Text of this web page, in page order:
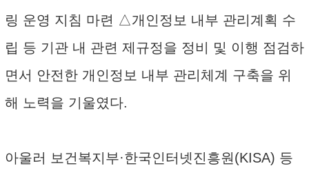
링 운영 지침 마련 △개인정보 내부 관리계획 수
립 등 기관 내 관련 제규정을 정비 및 이행 점검하
면서 안전한 개인정보 내부 관리체계 구축을 위
해 노력을 기울였다.
아울러 보건복지부·한국인터넷진흥원(KISA) 등